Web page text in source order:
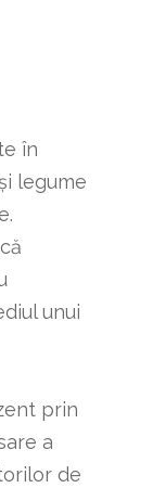
în
legume
unui
prin
a
de